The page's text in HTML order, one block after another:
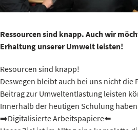
Ressourcen sind knapp. Auch wir
Erhaltung unserer Umwelt leisten!
Resourcen sind knapp!
Deswegen bleibt auch bei uns nicht die
Beitrag zur Umweltentlastung leisten
Innerhalb der heutigen Schulung
➡️Digitalisierte Arbeitspapiere⬅️